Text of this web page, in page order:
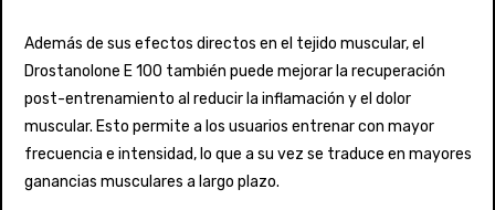
Además de sus efectos directos en el tejido muscular, el
Drostanolone E 100 también puede mejorar la recuperación
post-entrenamiento al reducir la inflamación y el dolor
muscular. Esto permite a los usuarios entrenar con mayor
frecuencia e intensidad, lo que a su vez se traduce en mayores
ganancias musculares a largo plazo.